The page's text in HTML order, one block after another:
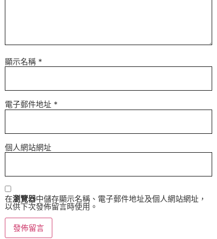
顯示名稱 *
電子郵件地址 *
個人網站網址
在瀏覽器中儲存顯示名稱、電子郵件地址及個人網站網址，
以供下次發佈留言時使用。